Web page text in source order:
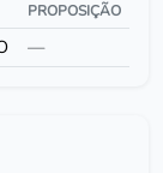
PROPOSIÇÃO
—